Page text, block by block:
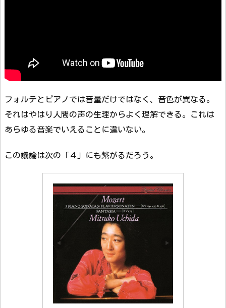
フォルテとピアノでは音量だけではなく、音色が異なる。
それはやはり人間の声の生理からよく理解できる。これは
あらゆる音楽でいえることに違いない。
この議論は次の「４」にも繋がるだろう。